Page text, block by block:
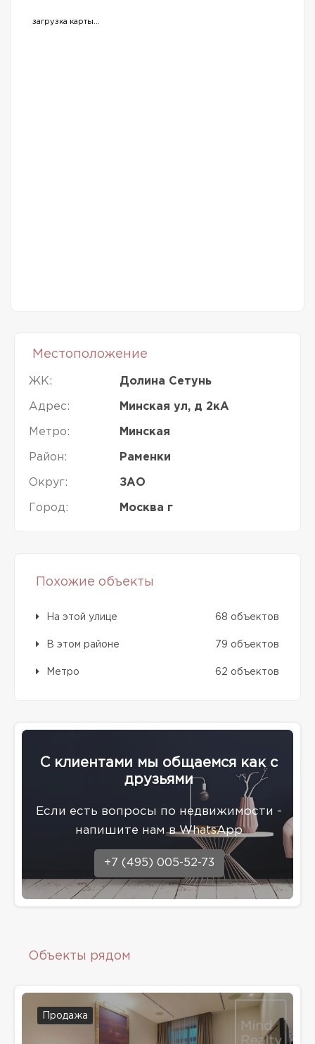
загрузка карты...
Местоположение
ЖК: Долина Сетунь
Адрес: Минская ул, д 2кА
Метро: Минская
Район: Раменки
Округ: ЗАО
Город: Москва г
Похожие объекты
На этой улице 68 объектов
В этом районе 79 объектов
Метро 62 объектов
С клиентами мы общаемся как с
друзьями
Eсли есть вопросы по недвижимости -
напишите нам в WhatsApp
+7 (495) 005-52-73
Объекты рядом
Продажа